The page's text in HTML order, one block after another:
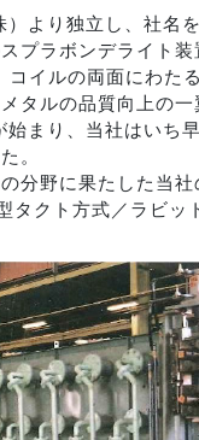
より独立し、社名
プラボンデライト
イルの両面にわた
タルの品質向上の一
まり、当社はいち
。
分野に果たした当
タクト方式／ラビ